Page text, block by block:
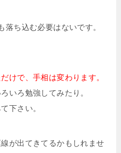
落ち込む必要はないです。
けで、手相は変わります。
いろ勉強してみたり。
下さい。
が出てきてるかもしれませ